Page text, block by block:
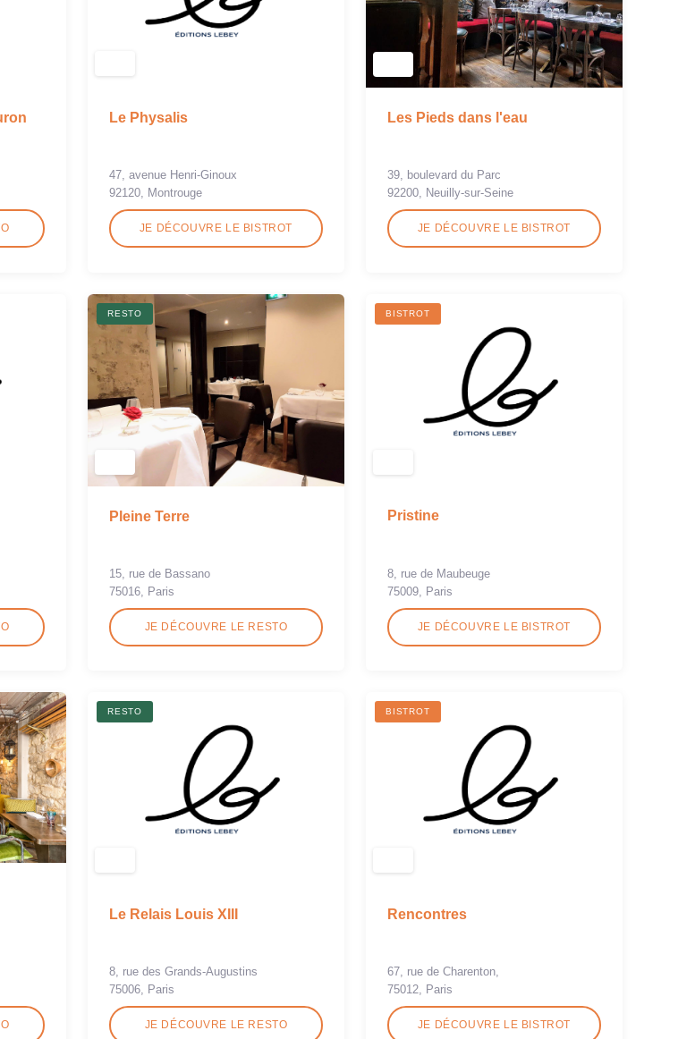
Le Physalis
47, avenue Henri-Ginoux
92120, Montrouge
JE DÉCOUVRE LE BISTROT
Les Pieds dans l'eau
39, boulevard du Parc
92200, Neuilly-sur-Seine
JE DÉCOUVRE LE BISTROT
RESTO
Pleine Terre
15, rue de Bassano
75016, Paris
JE DÉCOUVRE LE RESTO
BISTROT
Pristine
8, rue de Maubeuge
75009, Paris
JE DÉCOUVRE LE BISTROT
RESTO
Le Relais Louis XIII
8, rue des Grands-Augustins
75006, Paris
JE DÉCOUVRE LE RESTO
BISTROT
Rencontres
67, rue de Charenton,
75012, Paris
JE DÉCOUVRE LE BISTROT